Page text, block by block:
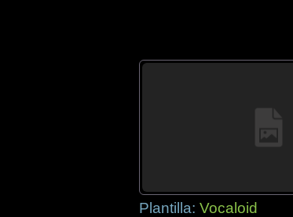
Plantilla: Vocaloid